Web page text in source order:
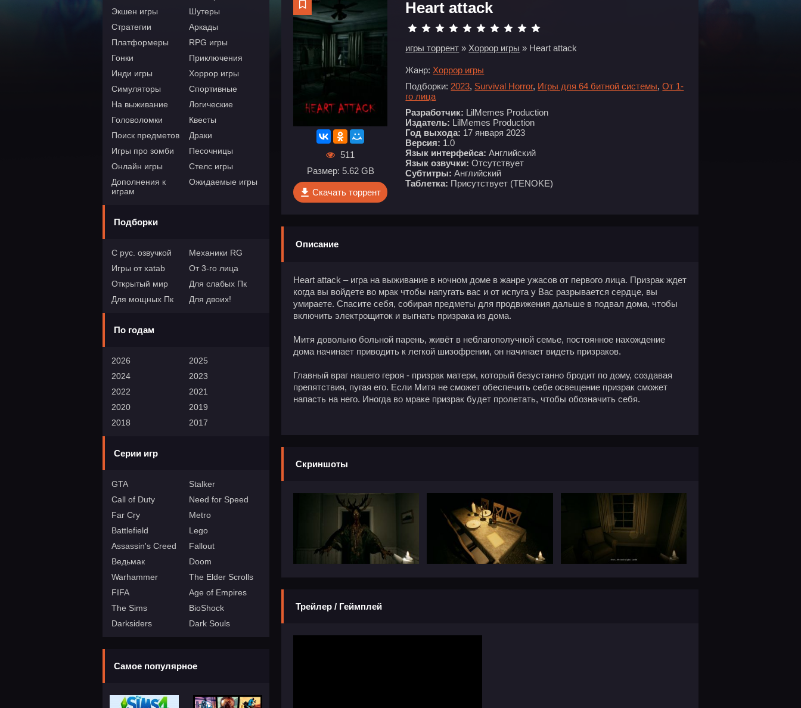
Экшен игры
Шутеры
Стратегии
Аркады
Платформеры
RPG игры
Гонки
Приключения
Инди игры
Хоррор игры
Симуляторы
Спортивные
На выживание
Логические
Головоломки
Квесты
Поиск предметов
Драки
Игры про зомби
Песочницы
Онлайн игры
Стелс игры
Дополнения к
играм
Ожидаемые игры
Подборки
С рус. озвучкой
Механики RG
Игры от xatab
От 3-го лица
Открытый мир
Для слабых Пк
Для мощных Пк
Для двоих!
По годам
2026
2025
2024
2023
2022
2021
2020
2019
2018
2017
Серии игр
GTA
Stalker
Call of Duty
Need for Speed
Far Cry
Metro
Battlefield
Lego
Assassin's Creed
Fallout
Ведьмак
Doom
Warhammer
The Elder Scrolls
FIFA
Age of Empires
The Sims
BioShock
Darksiders
Dark Souls
Самое популярное
511
Размер: 5.62 GB
Скачать торрент
Heart attack
игры торрент » Хоррор игры » Heart attack
Жанр: Хоррор игры
Подборки: 2023, Survival Horror, Игры для 64 битной системы,От 1-
го лица
Разработчик: LilMemes Production
Издатель: LilMemes Production
Год выхода: 17 января 2023
Версия: 1.0
Язык интерфейса: Английский
Язык озвучки: Отсутствует
Субтитры: Английский
Таблетка: Присутствует (TENOKE)
Описание
Heart attack – игра на выживание в ночном доме в жанре ужасов от первого лица. Призрак ждет
когда вы войдете во мрак чтобы напугать вас и от испуга у Вас разрывается сердце, вы
умираете. Спасите себя, собирая предметы для продвижения дальше в подвал дома, чтобы
включить электрощиток и выгнать призрака из дома.
Митя довольно больной парень, живёт в неблагополучной семье, постоянное нахождение
дома начинает приводить к легкой шизофрении, он начинает видеть призраков.
Главный враг нашего героя - призрак матери, который безустанно бродит по дому, создавая
препятствия, пугая его. Если Митя не сможет обеспечить себе освещение призрак сможет
напасть на него. Иногда во мраке призрак будет пролетать, чтобы обозначить себя.
Скриншоты
Трейлер / Геймплей